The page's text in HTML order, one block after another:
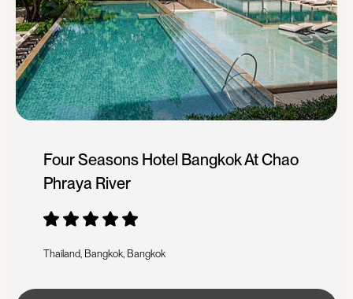
Four Seasons Hotel Bangkok At Chao
Phraya River
Thailand, Bangkok, Bangkok